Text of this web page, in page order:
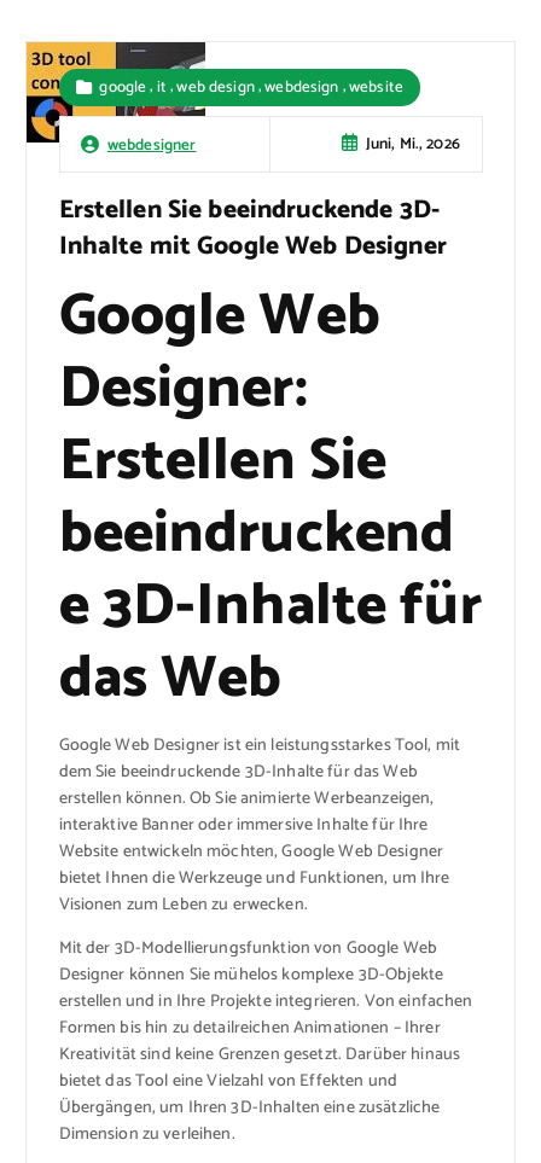
webdesigner Juni, Mi., 2026
google,it,web design,webdesign,website
Erstellen Sie beeindruckende 3D-
Inhalte mit Google Web Designer
Google Web
Designer:
Erstellen Sie
beeindruckend
e 3D-Inhalte für
das Web
Google Web Designer ist ein leistungsstarkes Tool, mit
dem Sie beeindruckende 3D-Inhalte für das Web
erstellen können. Ob Sie animierte Werbeanzeigen,
interaktive Banner oder immersive Inhalte für Ihre
Website entwickeln möchten, Google Web Designer
bietet Ihnen die Werkzeuge und Funktionen, um Ihre
Visionen zum Leben zu erwecken.
Mit der 3D-Modellierungsfunktion von Google Web
Designer können Sie mühelos komplexe 3D-Objekte
erstellen und in Ihre Projekte integrieren. Von einfachen
Formen bis hin zu detailreichen Animationen – Ihrer
Kreativität sind keine Grenzen gesetzt. Darüber hinaus
bietet das Tool eine Vielzahl von Effekten und
Übergängen, um Ihren 3D-Inhalten eine zusätzliche
Dimension zu verleihen.